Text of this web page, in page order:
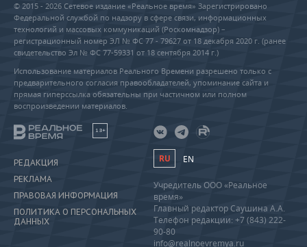
© 2015 - 2026 Сетевое издание «Реальное время» Зарегистрировано
Федеральной службой по надзору в сфере связи, информационных
технологий и массовых коммуникаций (Роскомнадзор) –
регистрационный номер ЭЛ № ФС 77 - 79627 от 18 декабря 2020 г. (ранее
свидетельство Эл № ФС 77-59331 от 18 сентября 2014 г.)
Использование материалов Реального Времени разрешено только с
предварительного согласия правообладателей, упоминание сайта и
прямая гиперссылка обязательны при частичном или полном
воспроизведении материалов.
18+
РЕДАКЦИЯ
РЕКЛАМА
ПРАВОВАЯ ИНФОРМАЦИЯ
ПОЛИТИКА О ПЕРСОНАЛЬНЫХ
ДАННЫХ
RU EN
Учредитель ООО «Реальное
время»
Главный редактор Саушина А.А.
Телефон редакции: +7 (843) 222-
90-80
info@realnoevremya.ru